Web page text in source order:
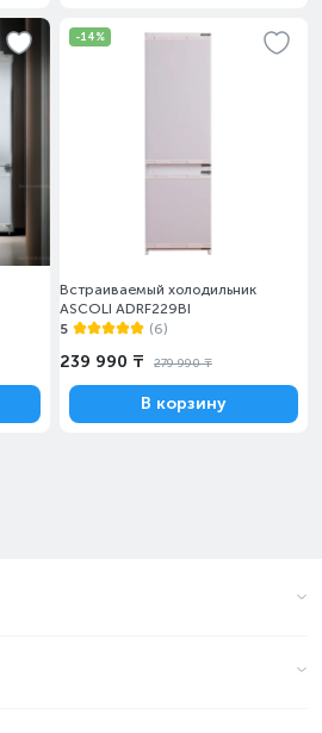
-14%
Встраиваемый холодильник
ASCOLI ADRF229BI
5
(6)
239 990 ₸ 279 990 ₸
В корзину